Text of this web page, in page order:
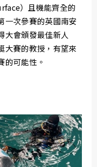
）且機能齊全的
一次參賽的英國南安
大會頒發最佳新人
大賽的教授，有望來
的可能性。